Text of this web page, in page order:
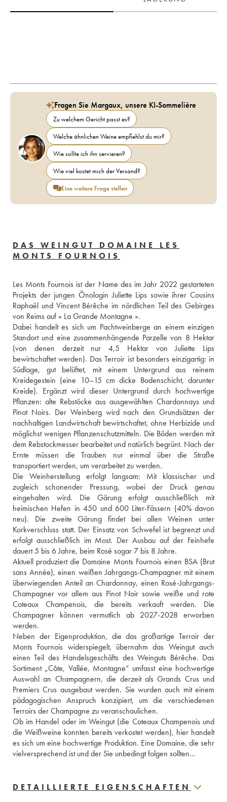
Fragen Sie Margaux, unsere KI-Sommelière
Zu welchem Gericht passt es?
Welche ähnlichen Weine empfiehlst du mir?
Wie sollte ich ihn servieren?
Wie viel kostet mich der Versand?
Eine weitere Frage stellen
DAS WEINGUT DOMAINE LES
MONTS FOURNOIS
Les Monts Fournois ist der Name des im Jahr 2022 gestarteten
Projekts der jungen Önologin Juliette Lips sowie ihrer Cousins
Raphaël und Vincent Bérêche im nördlichen Teil des Gebirges
von Reims auf « La Grande Montagne ».
Dabei handelt es sich um Pachtweinberge an einem einzigen
Standort und eine zusammenhängende Parzelle von 8 Hektar
(von denen derzeit nur 4,5 Hektar von Juliette Lips
bewirtschaftet werden). Das Terroir ist besonders einzigartig: in
Südlage, gut belüftet, mit einem Untergrund aus reinem
Kreidegestein (eine 10–15 cm dicke Bodenschicht, darunter
Kreide). Ergänzt wird dieser Untergrund durch hochwertige
Pflanzen: alte Rebstöcke aus ausgewählten Chardonnays und
Pinot Noirs. Der Weinberg wird nach den Grundsätzen der
nachhaltigen Landwirtschaft bewirtschaftet, ohne Herbizide und
möglichst wenigen Pflanzenschutzmitteln. Die Böden werden mit
dem Rebstockmesser bearbeitet und natürlich begrünt. Nach der
Ernte müssen die Trauben nur einmal über die Straße
transportiert werden, um verarbeitet zu werden.
Die Weinherstellung erfolgt langsam: Mit klassischer und
zugleich schonender Pressung, wobei der Druck genau
eingehalten wird. Die Gärung erfolgt ausschließlich mit
heimischen Hefen in 450 und 600 Liter-Fässern (40% davon
neu). Die zweite Gärung findet bei allen Weinen unter
Korkverschluss statt. Der Einsatz von Schwefel ist begrenzt und
erfolgt ausschließlich im Most. Der Ausbau auf der Feinhefe
dauert 5 bis 6 Jahre, beim Rosé sogar 7 bis 8 Jahre.
Aktuell produziert die Domaine Monts Fournois einen BSA (Brut
sans Année), einen weißen Jahrgangs-Champagner mit einem
überwiegenden Anteil an Chardonnay, einen Rosé-Jahrgangs-
Champagner vor allem aus Pinot Noir sowie weiße und rote
Coteaux Champenois, die bereits verkauft werden. Die
Champagner können vermutlich ab 2027-2028 erworben
werden.
Neben der Eigenproduktion, die das großartige Terroir der
Monts Fournois widerspiegelt, übernahm das Weingut auch
einen Teil des Handelsgeschäfts des Weinguts Bérêche. Das
Sortiment „Côte, Vallée, Montagne“ umfasst eine hochwertige
Auswahl an Champagnern, die derzeit als Grands Crus und
Premiers Crus ausgebaut werden. Sie wurden auch mit einem
pädagogischen Anspruch konzipiert, um die verschiedenen
Terroirs der Champagne zu veranschaulichen.
Ob im Handel oder im Weingut (die Coteaux Champenois und
die Weißweine konnten bereits verkostet werden), hier handelt
es sich um eine hochwertige Produktion. Eine Domaine, die sehr
vielversprechend ist und der Sie unbedingt folgen sollten…
DETAILLIERTE EIGENSCHAFTEN